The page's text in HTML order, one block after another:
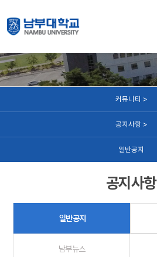
커뮤니티 >
공지사항 >
일반공지
공지사항
일반공지
남부뉴스